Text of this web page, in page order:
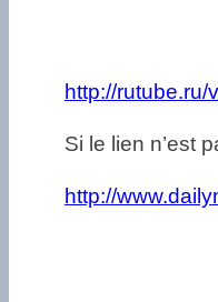
http://
Si le lien n’est
http://